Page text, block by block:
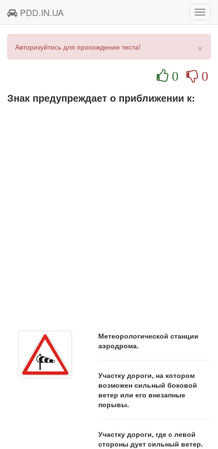
PDD.IN.UA
×
Авторизуйтесь для прохождения теста!
0 0
Знак предупреждает о приближении к:
Метеорологической станции
аэродрома.
Участку дороги, на котором
возможен сильный боковой
ветер или его внезапные
порывы.
Участку дороги, где с левой
стороны дует сильный ветер.